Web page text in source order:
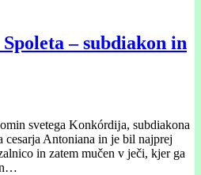
– subdiakon in
svetega Konkórdĳa, subdiakona
cesarja Antoniana in je bil najprej
in zatem mučen v ječi, kjer ga